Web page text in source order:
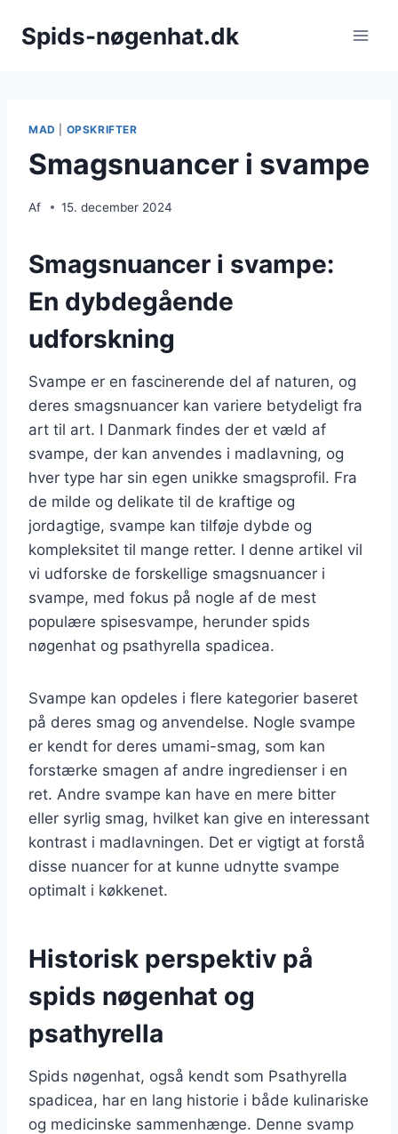
Spids-nøgenhat.dk
MAD OPSKRIFTER
Smagsnuancer i svampe
Af 15. december 2024
Smagsnuancer i svampe:
En dybdegående
udforskning
Svampe er en fascinerende del af naturen, og
deres smagsnuancer kan variere betydeligt fra
art til art. I Danmark findes der et væld af
svampe, der kan anvendes i madlavning, og
hver type har sin egen unikke smagsprofil. Fra
de milde og delikate til de kraftige og
jordagtige, svampe kan tilføje dybde og
kompleksitet til mange retter. I denne artikel vil
vi udforske de forskellige smagsnuancer i
svampe, med fokus på nogle af de mest
populære spisesvampe, herunder spids
nøgenhat og psathyrella spadicea.
Svampe kan opdeles i flere kategorier baseret
på deres smag og anvendelse. Nogle svampe
er kendt for deres umami-smag, som kan
forstærke smagen af andre ingredienser i en
ret. Andre svampe kan have en mere bitter
eller syrlig smag, hvilket kan give en interessant
kontrast i madlavningen. Det er vigtigt at forstå
disse nuancer for at kunne udnytte svampe
optimalt i køkkenet.
Historisk perspektiv på
spids nøgenhat og
psathyrella
Spids nøgenhat, også kendt som Psathyrella
spadicea, har en lang historie i både kulinariske
og medicinske sammenhænge. Denne svamp